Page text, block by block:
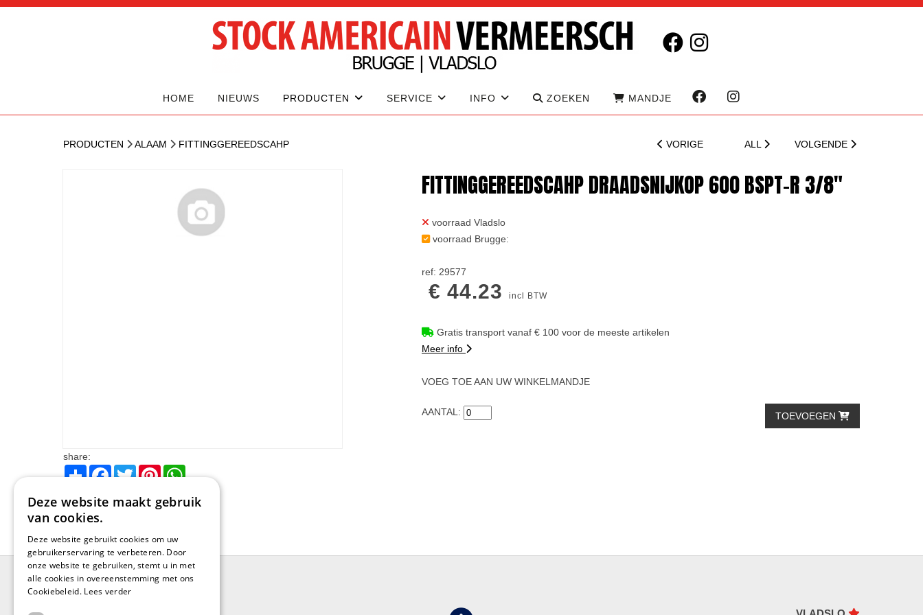
HOME NIEUWS PRODUCTEN SERVICE INFO ZOEKEN MANDJE
PRODUCTEN ALAAM FITTINGGEREEDSCAHP VORIGE ALL VOLGENDE
share:
Share Facebook
TwitterPinterest
FITTINGGEREEDSCAHP DRAADSNIJKOP 600 BSPT-R 3/8"
voorraad Vladslo
voorraad Brugge:
ref: 29577
€ 44.23 incl BTW
Gratis transport vanaf € 100 voor de meeste artikelen
Meer info
VOEG TOE AAN UW WINKELMANDJE
AANTAL: TOEVOEGEN
Deze website maakt gebruik
van cookies.
Deze website gebruikt cookies om uw
gebruikerservaring te verbeteren. Door
onze website te gebruiken, stemt u in met
alle cookies in overeenstemming met ons
Cookiebeleid. Lees verder